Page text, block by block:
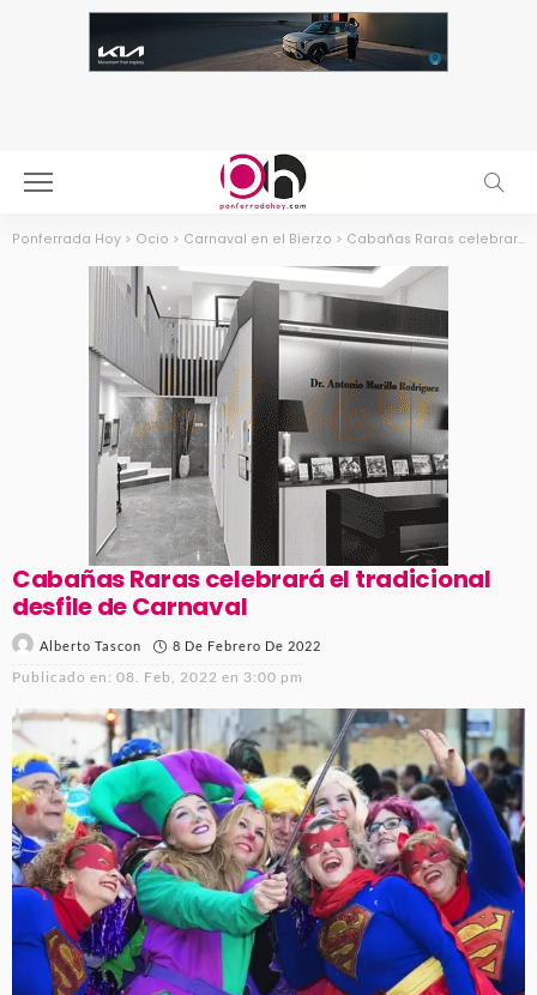
Ponferrada Hoy > Ocio > Carnaval en el Bierzo > Cabañas Raras celebrará el tradicional desfile de Carnaval
Cabañas Raras celebrará el tradicional
desfile de Carnaval
Alberto Tascon 8 De Febrero De 2022
Publicado en: 08. Feb, 2022 en 3:00 pm